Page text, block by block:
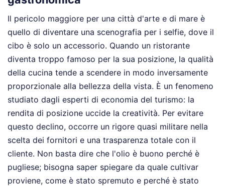
Il pericolo maggiore per una città d'arte e di mare è
quello di diventare una scenografia per i selfie, dove il
cibo è solo un accessorio. Quando un ristorante
diventa troppo famoso per la sua posizione, la qualità
della cucina tende a scendere in modo inversamente
proporzionale alla bellezza della vista. È un fenomeno
studiato dagli esperti di economia del turismo: la
rendita di posizione uccide la creatività. Per evitare
questo declino, occorre un rigore quasi militare nella
scelta dei fornitori e una trasparenza totale con il
cliente. Non basta dire che l'olio è buono perché è
pugliese; bisogna saper spiegare da quale cultivar
proviene, come è stato spremuto e perché è stato